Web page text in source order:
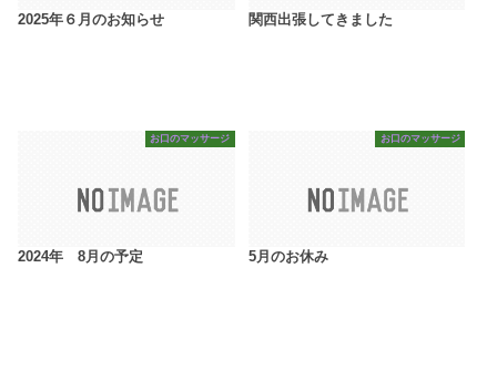
2025年６月のお知らせ 関西出張してきました
お口のマッサージ
2024年 8月の予定
お口のマッサージ
5月のお休み